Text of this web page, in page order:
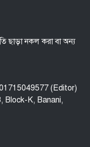
দুর্ভোগ লাঘব
কাজল।
ছাড়া নকল করা বা অন্য
(Editor)
Block-K, Banani,